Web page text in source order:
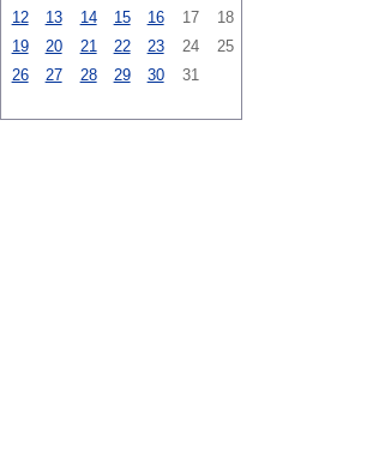
12
13 14 15 16 17
18
19
20 21 22 23 24
25
26
27 28 29 30 31